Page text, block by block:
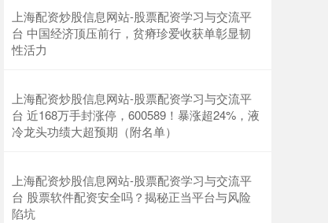
上海配资炒股信息网站-股票配资学习与交流平
台 中国经济顶压前行，贫瘠珍爱收获单彰显韧
性活力
上海配资炒股信息网站-股票配资学习与交流平
台 近168万手封涨停，600589！暴涨超24%，液
冷龙头功绩大超预期（附名单）
上海配资炒股信息网站-股票配资学习与交流平
台 股票软件配资安全吗？揭秘正当平台与风险
陷坑